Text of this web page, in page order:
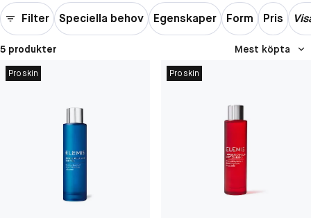
Filter Speciella behov Egenskaper Form Pris
5 produkter Mest köpta
Proskin Proskin